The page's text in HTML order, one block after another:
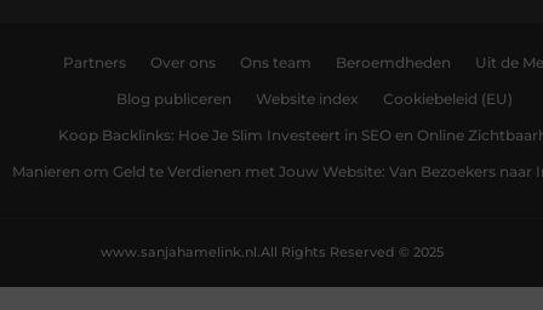
Partners Over ons Ons team Beroemdheden Uit de
Blog publiceren Website index Cookiebeleid (EU)
Koop Backlinks: Hoe Je Slim Investeert in SEO en Online
Manieren om Geld te Verdienen met Jouw Website: Van Bezoekers naar
All Rights Reserved © 2025
www.sanjahamelink.nl.